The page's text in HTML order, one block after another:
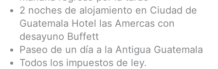
2 noches de alojamiento en Ciudad de
Guatemala Hotel las Amercas con
desayuno Buffett
Paseo de un día a la Antigua Guatemala
Todos los impuestos de ley.